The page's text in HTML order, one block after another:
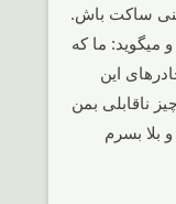
ساکت باش.
میگوید: ما که
این
ناقابلی بمن
بلا بسرم